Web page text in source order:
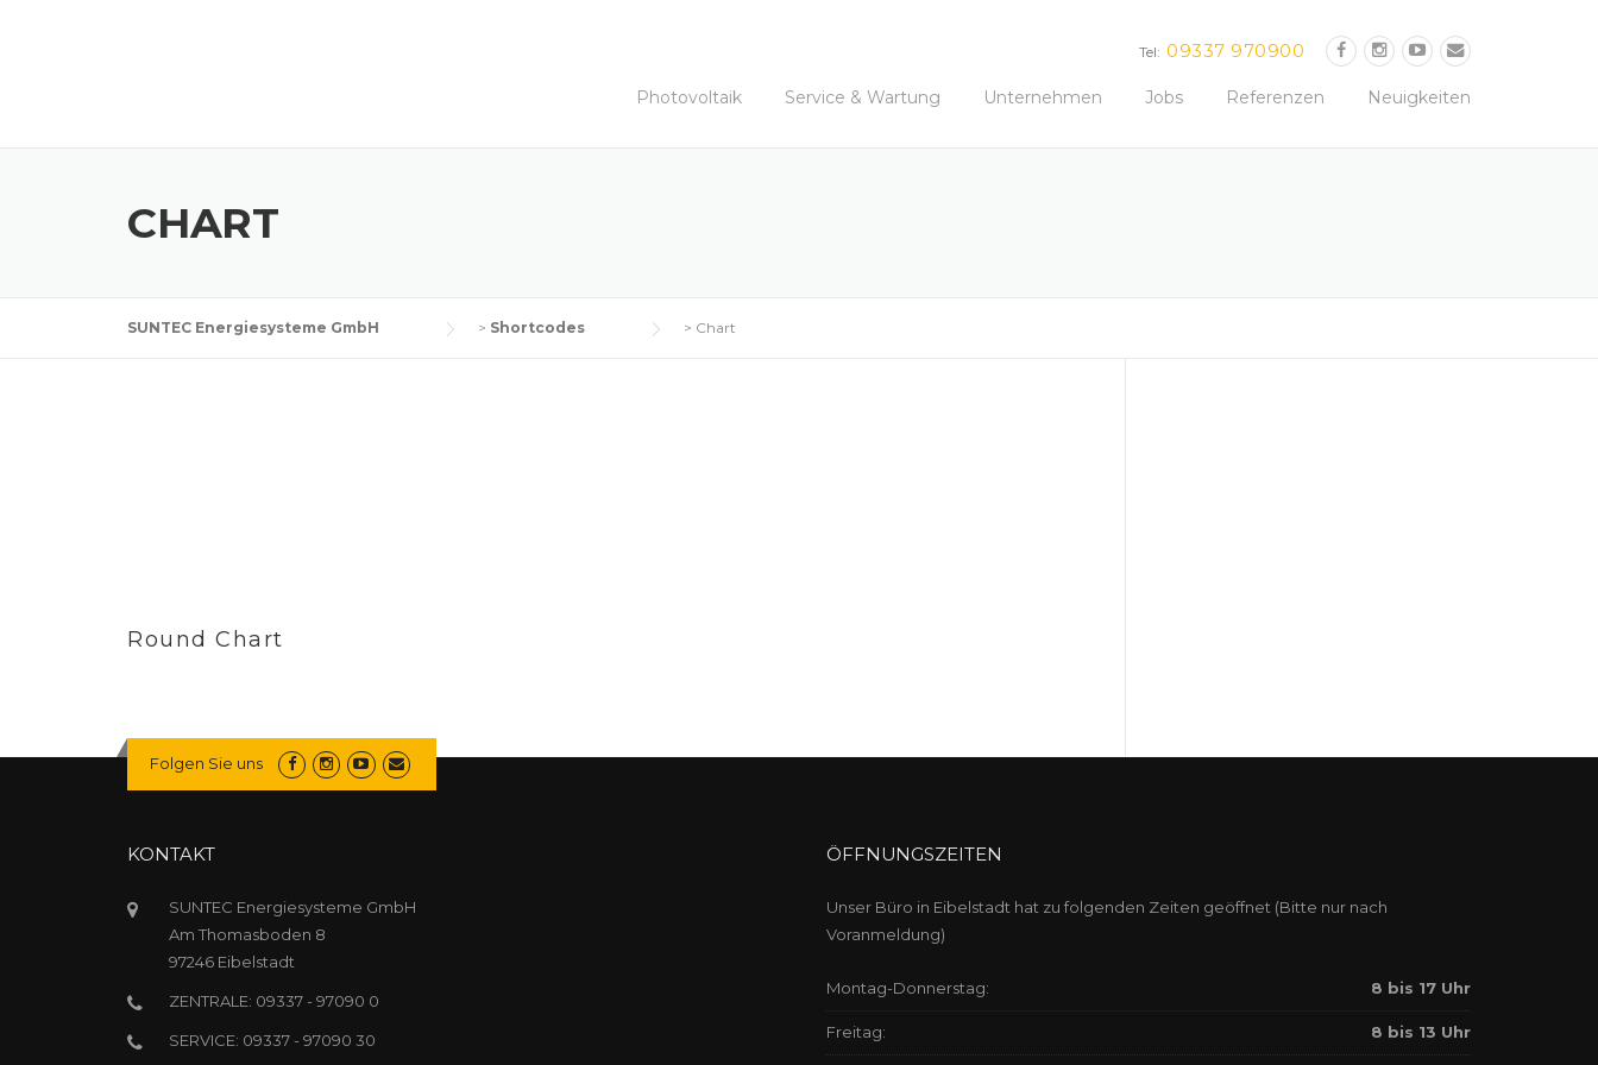
Tel: 09337 970900
Photovoltaik Service & Wartung Unternehmen Jobs Referenzen Neuigkeiten
CHART
SUNTEC Energiesysteme GmbH > Shortcodes > Chart
Round Chart
Folgen Sie uns
KONTAKT
SUNTEC Energiesysteme GmbH
Am Thomasboden 8
97246 Eibelstadt
ZENTRALE: 09337 - 97090 0
SERVICE: 09337 - 97090 30
ÖFFNUNGSZEITEN
Unser Büro in Eibelstadt hat zu folgenden Zeiten geöffnet (Bitte nur nach
Voranmeldung)
Montag-Donnerstag: 8 bis 17 Uhr
Freitag: 8 bis 13 Uhr